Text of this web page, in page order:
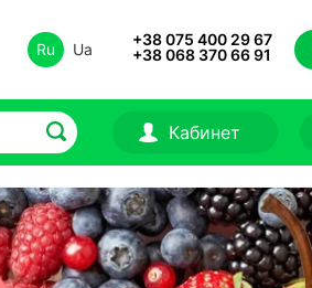
Ru Ua
+38 075 400 29 67
+38 068 370 66 91
Кабинет